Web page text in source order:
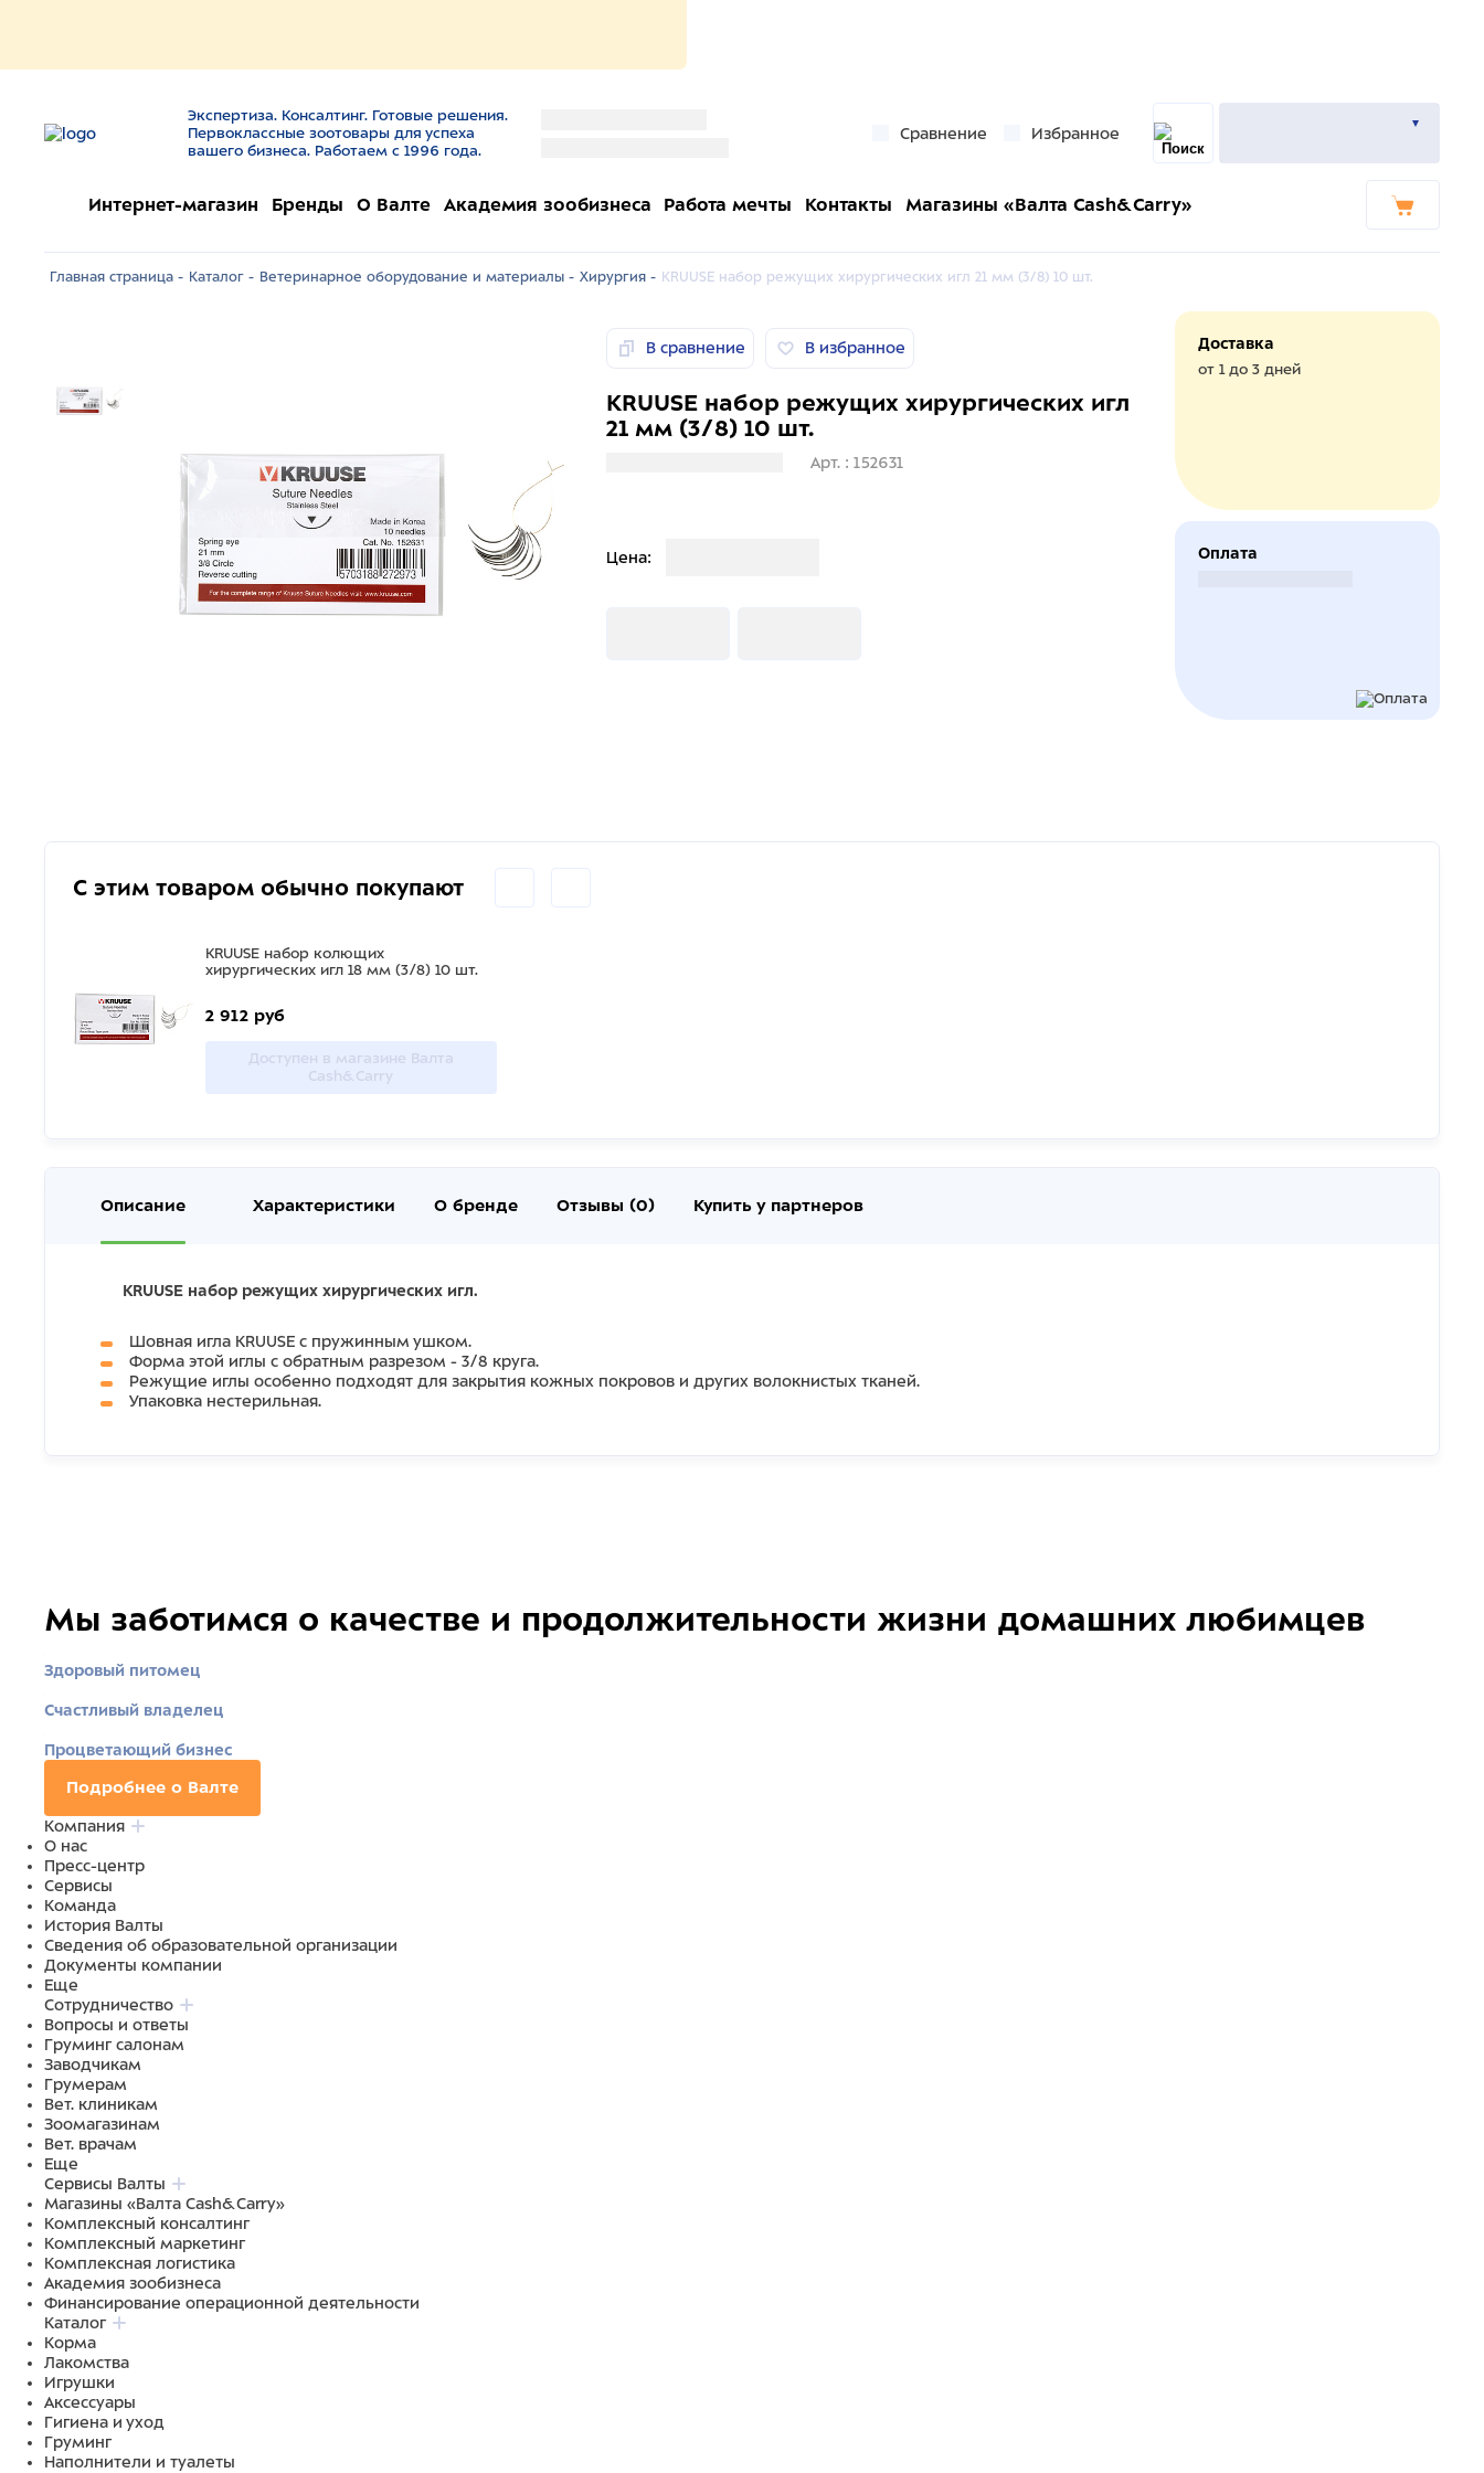
Экспертиза. Консалтинг. Готовые решения.
Первоклассные зоотовары для успеха
вашего бизнеса. Работаем с 1996 года.
Сравнение Избранное
Интернет-магазин Бренды О Валте Академия зообизнеса Работа мечты Контакты Магазины «Валта Cash&Carry»
Главная страница - Каталог - Ветеринарное оборудование и материалы - Хирургия - KRUUSE набор режущих хирургических игл 21 мм (3/8) 10 шт.
В сравнение В избранное
KRUUSE набор режущих хирургических игл
21 мм (3/8) 10 шт.
Арт. : 152631
Цена:
Доставка
от 1 до 3 дней
Оплата
С этим товаром обычно покупают
KRUUSE набор колющих
хирургических игл 18 мм (3/8) 10 шт.
2 912 руб
Доступен в магазине Валта
Cash&Carry
Описание Характеристики О бренде Отзывы (0) Купить у партнеров
KRUUSE набор режущих хирургических игл.
Шовная игла KRUUSE с пружинным ушком.
Форма этой иглы с обратным разрезом - 3/8 круга.
Режущие иглы особенно подходят для закрытия кожных покровов и других волокнистых тканей.
Упаковка нестерильная.
Мы заботимся о качестве и продолжительности жизни домашних любимцев
Здоровый питомец
Счастливый владелец
Процветающий бизнес
Подробнее о Валте
Компания
О нас
Пресс-центр
Сервисы
Команда
История Валты
Сведения об образовательной организации
Документы компании
Еще
Сотрудничество
Вопросы и ответы
Груминг салонам
Заводчикам
Грумерам
Вет. клиникам
Зоомагазинам
Вет. врачам
Еще
Сервисы Валты
Магазины «Валта Cash&Carry»
Комплексный консалтинг
Комплексный маркетинг
Комплексная логистика
Академия зообизнеса
Финансирование операционной деятельности
Каталог
Корма
Лакомства
Игрушки
Аксессуары
Гигиена и уход
Груминг
Наполнители и туалеты